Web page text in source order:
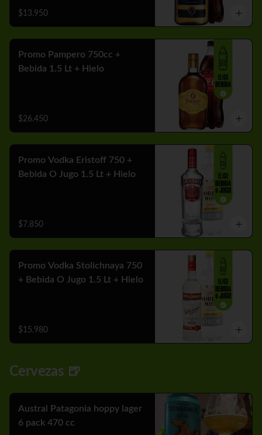
$13.950
Promo Pampero 750cc +
Bebida 1.5 Lt + Hielo
$26.450
Promo Vodka Eristoff 750 +
Bebida O Jugo 1.5 Lt + Hielo
$7.850
Promo Vodka Stolichnaya 750
+ Bebida O Jugo 1.5 Lt + Hielo
$15.980
Cervezas 🍺
Austral Patagonia hoppy lager
6 pack 470 cc